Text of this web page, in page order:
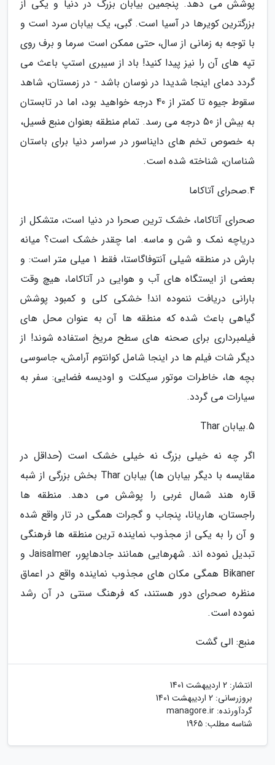
پوشش می دهد. پنجمین بیابان بزرگ در دنیا و یکی از
بزرگترین کویرها در آسیا است. گبی، یک بیابان سرد است و
با توجه به زمانی از سال، حتی ممکن است سرما و برف روی
تپه های آن را نیز پیدا کنید! باد از سیبری استپ باعث می
گردد دمای اینجا شدیدا در نوسان باشد - در زمستان، شاهد
سقوط جیوه تا کمتر از 40 درجه خواهید بود، اما در تابستان
به بیش از 50 درجه می رسد. تمام منطقه بعنوان منبع فسیل،
به خصوص تخم های دایناسور در سراسر دنیا برای باستان
شناسان، شناخته شده است.
4.صحرای آتاکاما
صحرای آتاکاما، خشک ترین صحرا در دنیا است، متشکل از
دریاچه نمک و شن و ماسه. اما چقدر خشک است؟ میانه
بارش در منطقه شیلی آنتوفاگاستا، فقط 1 میلی متر است: و
بعضی از ایستگاه های آب و هوایی در آتاکاما، هیچ وقت
بارانی دریافت ننموده اند! خشکی کلی و کمبود پوشش
گیاهی باعث شده که منطقه ها آن به عنوان محل های
فیلمبرداری برای صحنه های سطح مریخ استفاده شوند! از
دیگر شات فیلم ها در اینجا شامل کوانتوم آرامش، جاسوسی
بچه ها، خاطرات موتور سیکلت و اودیسه فضایی: سفر به
سیارات می گردد.
5.بیابان Thar
اگر چه نه خیلی بزرگ نه خیلی خشک است (حداقل در
مقایسه با دیگر بیابان ها) بیابان Thar بخش بزرگی از شبه
قاره هند شمال غربی را پوشش می دهد. منطقه ها
راجستان، هاریانا، پنجاب و گجرات همگی در تار واقع شده
و آن را به یکی از مجذوب نماینده ترین منطقه ها فرهنگی
تبدیل نموده اند. شهرهایی همانند جادهاپور، Jaisalmer و
Bikaner همگی مکان های مجذوب نماینده واقع در اعماق
منظره صحرای دور هستند، که فرهنگ سنتی در آن رشد
نموده است.
منبع: الی گشت
انتشار: 2 اردیبهشت 1401
بروزرسانی: 2 اردیبهشت 1401
گردآورنده: managore.ir
شناسه مطلب: 1965